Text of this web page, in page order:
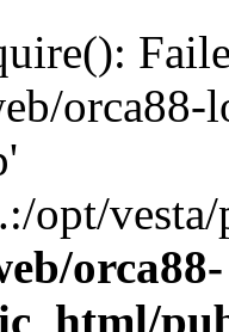
opt/
orca88-